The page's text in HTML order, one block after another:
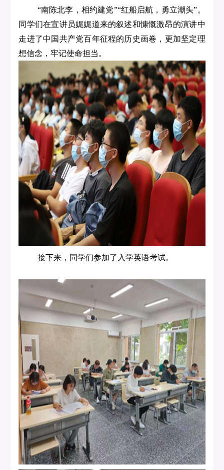
“南陈北李，相约建党”“红船启航，勇立潮头”。
同学们在宣讲员娓娓道来的叙述和慷慨激昂的演讲中
走进了中国共产党百年征程的历史画卷，更加坚定理
想信念，牢记使命担当。
接下来，同学们参加了入学英语考试。